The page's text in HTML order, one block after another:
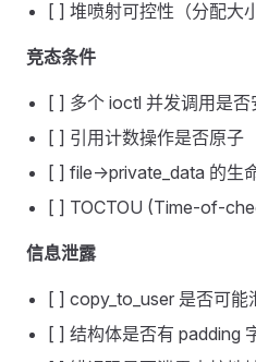
[ ] 堆喷射可控性（分配大
竞态条件
[ ] 多个 ioctl 并发调用是否
[ ] 引用计数操作是否原子
[ ] file->private_data 的生
[ ] TOCTOU (Time-of-
信息泄露
[ ] copy_to_user 是否可能
[ ] 结构体是否有 padding